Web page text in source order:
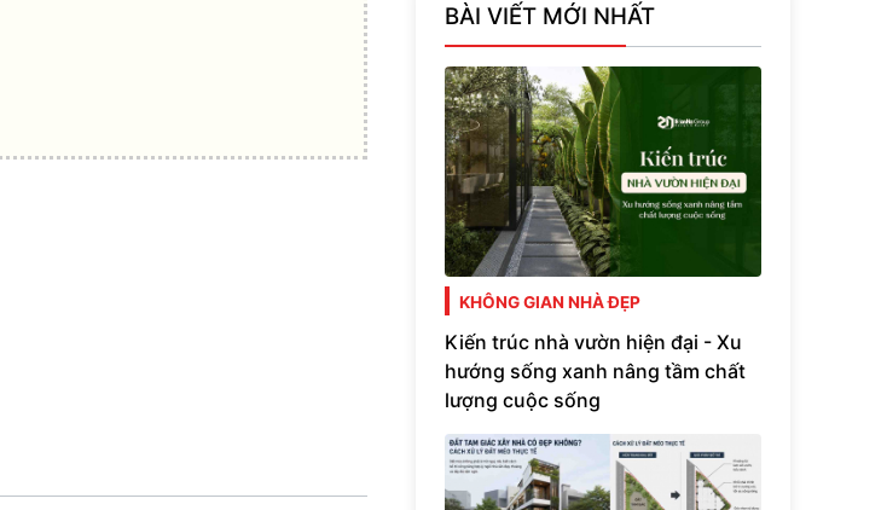
BÀI VIẾT MỚI NHẤT
KHÔNG GIAN NHÀ ĐẸP
Kiến trúc nhà vườn hiện đại - Xu
hướng sống xanh nâng tầm chất
lượng cuộc sống